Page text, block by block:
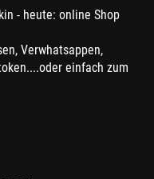
- heute: online Shop
Verwhatsappen,
einfach zum